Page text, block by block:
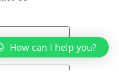
How can I help you?